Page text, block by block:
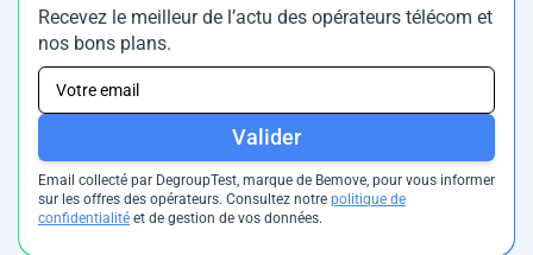
Recevez le meilleur de l’actu des opérateurs télécom et
nos bons plans.
Valider
Email collecté par DegroupTest, marque de Bemove, pour vous informer
sur les offres des opérateurs. Consultez notre politique de
confidentialité et de gestion de vos données.